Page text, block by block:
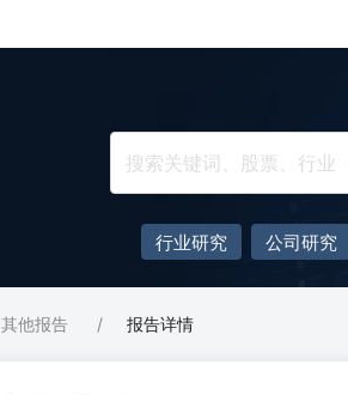
行业研究 公司研究
其他报告 / 报告详情